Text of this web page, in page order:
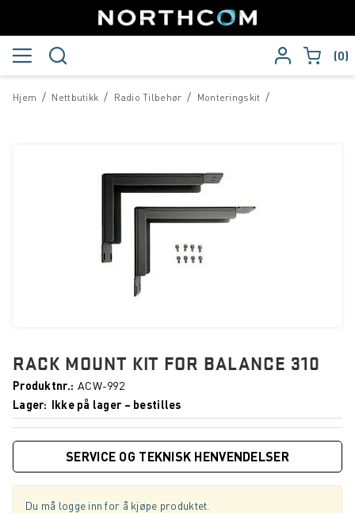
0
/
Hjem /
Nettbutikk /
Radio Tilbehør /
Monteringskit
RACK MOUNT KIT FOR BALANCE 310
Produktnr. ACW-992
Lager
Ikke på lager – bestilles
SERVICE OG TEKNISK HENVENDELSER
Du må logge inn for å kjøpe produktet.